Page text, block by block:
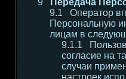
Передача
Оператор
Персональную
лицам в
согласие на
случаи
настроек